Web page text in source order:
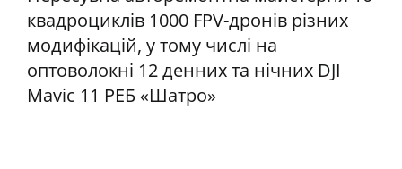
квадроциклів 1000 FPV-дронів різних
модифікацій, у тому числі на
оптоволокні 12 денних та нічних DJI
Mavic 11 РЕБ «Шатро»